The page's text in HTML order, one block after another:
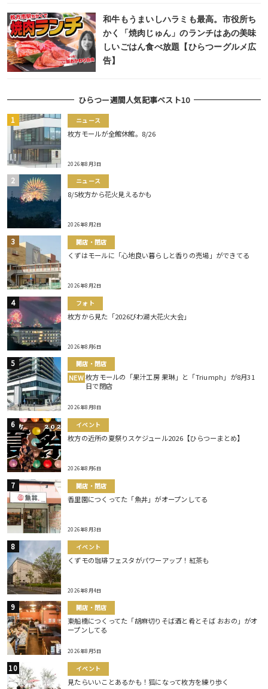
和牛もうまいしハラミも最高。市役所ち
かく「焼肉じゅん」のランチはあの美味
しいごはん食べ放題【ひらつーグルメ広
告】
ひらつー週間人気記事ベスト10
ニュース
枚方モールが全館休館。8/26
2026年8月3日
ニュース
8/5枚方から花火見えるかも
2026年8月2日
開店・閉店
くずはモールに「心地良い暮らしと香りの売場」ができてる
2026年8月2日
フォト
枚方から見た「2026びわ湖大花火大会」
2026年8月6日
開店・閉店
NEW 枚方モールの「果汁工房 果琳」と「Triumph」が8月31
日で閉店
2026年8月8日
イベント
枚方の近所の夏祭りスケジュール2026【ひらつーまとめ】
2026年8月6日
開店・閉店
香里園につくってた「魚丼」がオープンしてる
2026年8月3日
イベント
くずモの珈琲フェスタがパワーアップ！紅茶も
2026年8月4日
開店・閉店
東船橋につくってた「胡麻切りそば酒と肴とそば おおの」がオ
ープンしてる
2026年8月5日
イベント
見たらいいことあるかも！狐になって枚方を練り歩く